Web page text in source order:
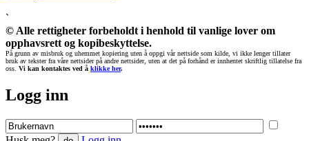
`
© Alle rettigheter forbeholdt i henhold til vanlige lover om
opphavsrett og kopibeskyttelse.
På grunn av misbruk og uhemmet kopiering uten å oppgi vår nettside som kilde, vi ikke lenger tillater
bruk av tekster fra våre nettsider på andre nettsider, uten at det på forhånd er innhentet skriftlig tillatelse fra
oss. Vi kan kontaktes ved å klikke her.
Logg inn